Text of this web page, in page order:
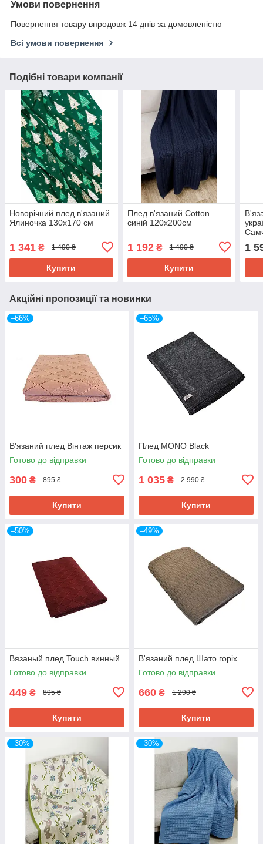
Умови повернення
Повернення товару впродовж 14 днів за домовленістю
Всі умови повернення
Подібні товари компанії
Новорічний плед в'язаний
Ялиночка 130x170 см
1 341 ₴ 1 490 ₴
Купити
Плед в'язаний Cotton
синій 120x200см
1 192₴ 1 490 ₴
Купити
1
Акційні пропозиції та новинки
–66%
В'язаний плед Вінтаж персик
Готово до відправки
300 ₴ 895 ₴
Купити
–65%
Плед MONO Black
Готово до відправки
1 035 ₴ 2 990 ₴
Купити
–50%
Вязаный плед Touch винный
Готово до відправки
449 ₴ 895 ₴
Купити
–49%
В'язаний плед Шато горіх
Готово до відправки
660 ₴ 1 290 ₴
Купити
–30% –30%